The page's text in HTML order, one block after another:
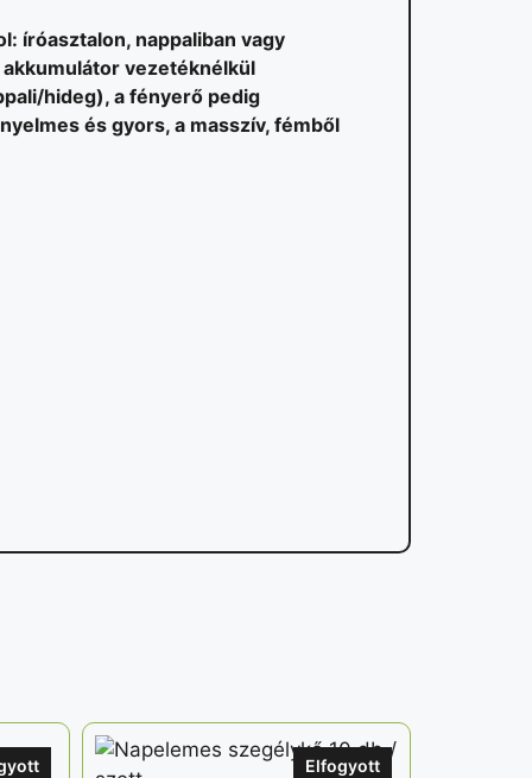
íróasztalon, nappaliban vagy
vezetéknélkül
hideg), a fényerő pedig
és gyors, a masszív, fémből
Elfogyott